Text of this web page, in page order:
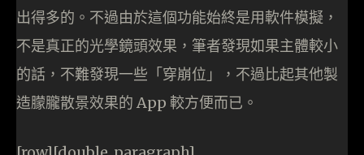
出得多的。不過由於這個功能始終是用軟件模擬，
不是真正的光學鏡頭效果，筆者發現如果主體較小
的話，不難發現一些「穿崩位」，不過比起其他製
造朦朧散景效果的 App 較方便而已。